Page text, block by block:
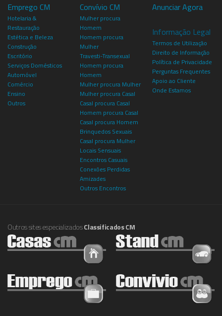
Emprego CM
Hotelaria &
Restauração
Estética e Beleza
Construção
Escritório
Serviços Domésticos
Automóvel
Comércio
Ensino
Outros
Convívio CM
Mulher procura
Homem
Homem procura
Mulher
Travesti-Transexual
Homem procura
Homem
Mulher procura Mulher
Mulher procura Casal
Casal procura Casal
Homem procura Casal
Casal procura Homem
Brinquedos Sexuais
Casal procura Mulher
Locais Sensuais
Encontros Casuais
Conexões Perdidas
Amizades
Outros Encontros
Anunciar Agora
Informação Legal
Termos de Utilização
Direito de Informação
Política de Privacidade
Perguntas Frequentes
Apoio ao Cliente
Onde Estamos
Outros sites especializadosClassificados CM